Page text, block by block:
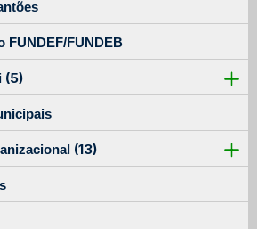
FUNDEF/FUNDEB
(5)
(13)